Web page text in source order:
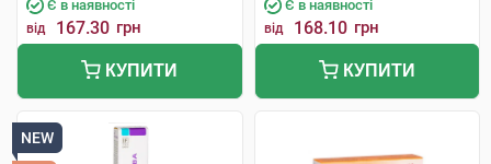
Є в наявності
від 167.30 грн
КУПИТИ
Є в наявності
від 168.10 грн
КУПИТИ
NEW